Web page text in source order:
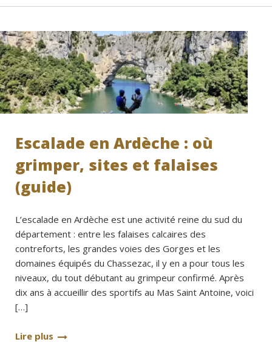
Escalade en Ardèche : où
grimper, sites et falaises
(guide)
L’escalade en Ardèche est une activité reine du sud du
département : entre les falaises calcaires des
contreforts, les grandes voies des Gorges et les
domaines équipés du Chassezac, il y en a pour tous les
niveaux, du tout débutant au grimpeur confirmé. Après
dix ans à accueillir des sportifs au Mas Saint Antoine, voici
[…]
Lire plus